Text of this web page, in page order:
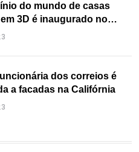
do mundo de casas
3D é inaugurado no
dos correios é
a facadas na Califórnia